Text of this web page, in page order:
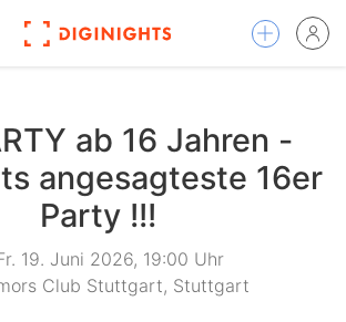
ab 16 Jahren -
angesagteste 16er
Party !!!
19. Juni 2026, 19:00 Uhr
Club Stuttgart, Stuttgart